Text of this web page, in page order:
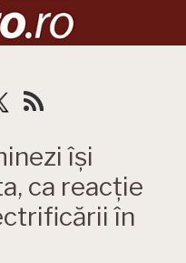
își
ca reacție
în